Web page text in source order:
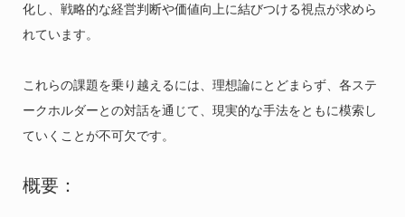
化し、戦略的な経営判断や価値向上に結びつける視点が求めら
れています。
これらの課題を乗り越えるには、理想論にとどまらず、各ステ
ークホルダーとの対話を通じて、現実的な手法をともに模索し
ていくことが不可欠です。
概要：